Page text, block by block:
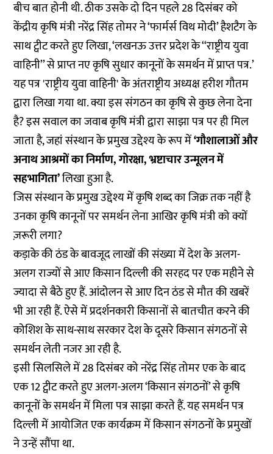
बीच बात होनी थी. ठीक उसके दो दिन पहले 28 दिसंबर को
केंद्रीय कृषि मंत्री नरेंद्र सिंह तोमर ने ‘फार्मर्स विथ मोदी’ हैशटैग के
साथ ट्वीट करते हुए लिखा, ‘लखनऊ उत्तर प्रदेश के ‘‘राष्ट्रीय युवा
वाहिनी’’ से प्राप्त नए कृषि सुधार कानूनों के समर्थन में प्राप्त पत्र.’
यह पत्र 'राष्ट्रीय युवा वाहिनी' के अंतराष्ट्रीय अध्यक्ष हरीश गौतम
द्वारा लिखा गया था. क्या इस संगठन का कृषि से कुछ लेना देना
है? इस सवाल का जवाब कृषि मंत्री द्वारा साझा पत्र पर ही मिल
जाता है, जहां संस्थान के प्रमुख उद्देश्य के रूप में‘गौशालाओं और
अनाथ आश्रमों का निर्माण, गोरक्षा, भ्रष्टाचार उन्मूलन में
सहभागिता’लिखा हुआ है.
जिस संस्थान के प्रमुख उद्देश्य में कृषि शब्द का जिक्र तक नहीं है
उनका कृषि कानूनों पर समर्थन लेना आखिर कृषि मंत्री को क्यों
ज़रूरी लगा?
कड़ाके की ठंड के बावजूद लाखों की संख्या में देश के अलग-
अलग राज्यों से आए किसान दिल्ली की सरहद पर एक महीने से
ज्यादा से बैठे हुए हैं. आंदोलन से आए दिन ठंड से मौत कीखबरें
भी आ रही हैं. ऐसे में प्रदर्शनकारी किसानों से बातचीत करने की
कोशिश के साथ-साथ सरकार देश के दूसरे किसान संगठनों से
समर्थन लेती नजर आ रही है.
इसी सिलसिले में 28 दिसंबर को नरेंद्र सिंह तोमर एक के बाद
एक 12 ट्वीट करते हुए अलग-अलग ‘किसान संगठनों’ से कृषि
कानूनों के समर्थन में मिला पत्र साझा करते हैं. यह समर्थन पत्र
दिल्ली में आयोजित एक कार्यक्रम में किसान संगठनों के प्रमुखों
ने उन्हें सौंपा था.